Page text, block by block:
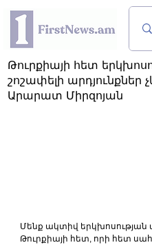
Թուրքիայի հետ
շոշափելի արդյունքներ
Արարատ Միրզոյան
Մենք ակտիվ երկխոսության
Թուրքիայի հետ, որի հետ